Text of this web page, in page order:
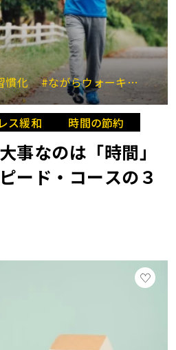
慣化 #ながらウォーキング #
ス緩和 時間の節約
事なのは「時間」
ード・コースの３